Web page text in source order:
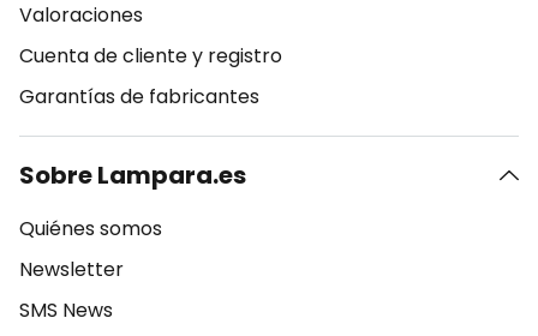
Valoraciones
Cuenta de cliente y registro
Garantías de fabricantes
Sobre Lampara.es
Quiénes somos
Newsletter
SMS News